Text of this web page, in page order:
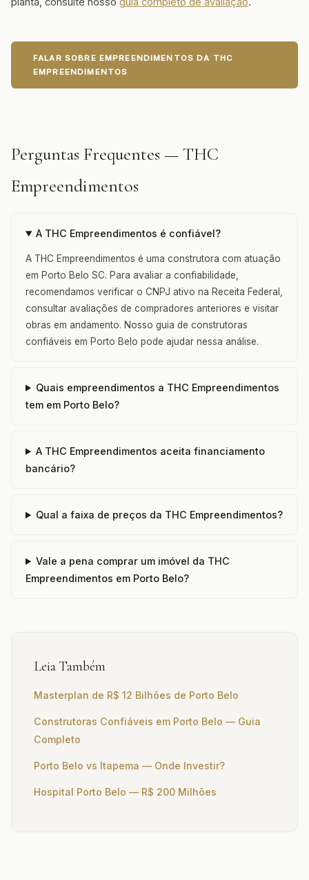
FALAR SOBRE EMPREENDIMENTOS DA THC
EMPREENDIMENTOS
Perguntas Frequentes — THC
Empreendimentos
A THC Empreendimentos é confiável?
A THC Empreendimentos é uma construtora com atuação
em Porto Belo SC. Para avaliar a confiabilidade,
recomendamos verificar o CNPJ ativo na Receita Federal,
consultar avaliações de compradores anteriores e visitar
obras em andamento. Nosso guia de construtoras
confiáveis em Porto Belo pode ajudar nessa análise.
Quais empreendimentos a THC Empreendimentos
tem em Porto Belo?
A THC Empreendimentos aceita financiamento
bancário?
Qual a faixa de preços da THC Empreendimentos?
Vale a pena comprar um imóvel da THC
Empreendimentos em Porto Belo?
Leia Também
Masterplan de R$ 12 Bilhões de Porto Belo
Construtoras Confiáveis em Porto Belo — Guia
Completo
Porto Belo vs Itapema — Onde Investir?
Hospital Porto Belo — R$ 200 Milhões